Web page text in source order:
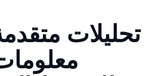
تحليلات